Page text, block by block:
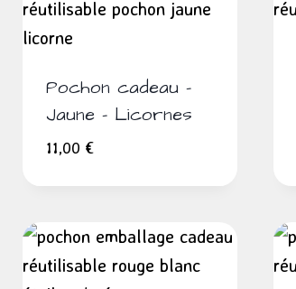
Pochon cadeau –
Jaune – Licornes
11,00 €